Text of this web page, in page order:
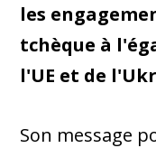
les
tchèque à
l'UE et de
Son message